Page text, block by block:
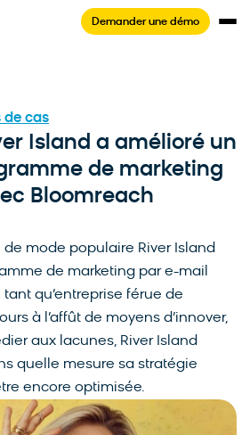
Demander une démo
de cas
Island a amélioré un
de marketing
Bloomreach
mode populaire River Island
de marketing par e-mail
qu’entreprise férue de
à l’affût de moyens d’innover,
aux lacunes, River Island
quelle mesure sa stratégie
encore optimisée.